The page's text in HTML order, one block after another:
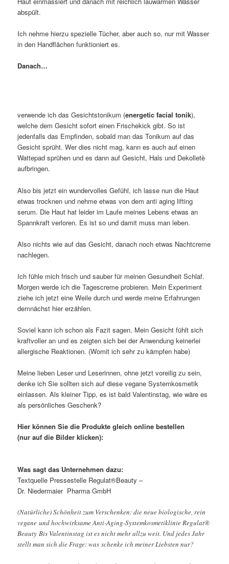
abspült.
Ich nehme hierzu spezielle Tücher, aber auch so, nur mit Wasser
in den Handflächen funktioniert es.
Danach…
verwende ich das Gesichtstonikum (energetic facial tonik),
welche dem Gesicht sofort einen Frischekick gibt. So ist
jedenfalls das Empfinden, sobald man das Tonikum auf das
Gesicht sprüht. Wer dies nicht mag, kann es auch auf einen
Wattepad sprühen und es dann auf Gesicht, Hals und Dekolletè
aufbringen.
Also bis jetzt ein wundervolles Gefühl, ich lasse nun die Haut
etwas trocknen und nehme etwas von dem anti aging lifting
serum. Die Haut hat leider im Laufe meines Lebens etwas an
Spannkraft verloren. Es ist so und damit muss man leben.
Also nichts wie auf das Gesicht, danach noch etwas Nachtcreme
nachlegen.
Ich fühle mich frisch und sauber für meinen Gesundheit Schlaf.
Morgen werde ich die Tagescreme probieren. Mein Experiment
ziehe ich jetzt eine Weile durch und werde meine Erfahrungen
demnächst hier erzählen.
Soviel kann ich schon als Fazit sagen. Mein Gesicht fühlt sich
kraftvoller an und es zeigten sich bei der Anwendung keinerlei
allergische Reaktionen. (Womit ich sehr zu kämpfen habe)
Meine lieben Leser und Leserinnen, ohne jetzt voreilig zu sein,
denke ich Sie sollten sich auf diese vegane Systemkosmetik
einlassen. Als kleiner Tipp, es ist bald Valentinstag, wie wäre es
als persönliches Geschenk?
Hier können Sie die Produkte gleich online bestellen
(nur auf die Bilder klicken):
Was sagt das Unternehmen dazu:
Textquelle Pressestelle Regulat®Beauty –
Dr. Niedermaier Pharma GmbH
(Natürliche) Schönheit zum Verschenken: die neue biologische, rein
vegane und hochwirksame Anti-Aging-Systemkosmetiklinie Regulat®
Beauty Bis Valentinstag ist es nicht mehr allzu weit. Und jedes Jahr
stellt man sich die Frage: was schenke ich meiner Liebsten nur?